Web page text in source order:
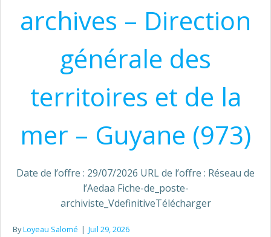
archives – Direction
générale des
territoires et de la
mer – Guyane (973)
Date de l’offre : 29/07/2026 URL de l’offre : Réseau de
l’Aedaa Fiche-de_poste-
archiviste_VdefinitiveTélécharger
ByLoyeau Salomé | Juil 29, 2026